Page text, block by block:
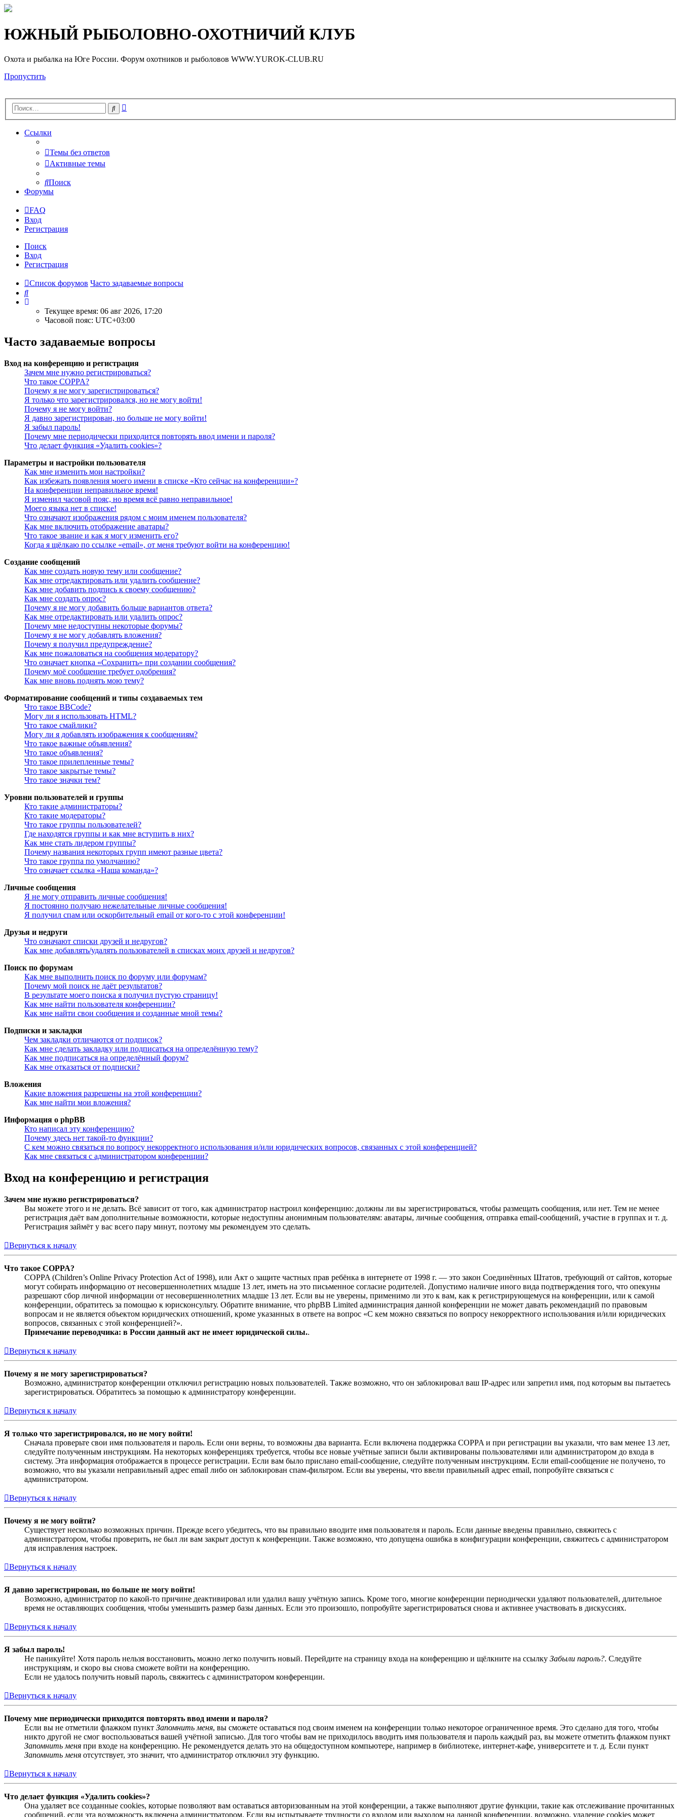
Регистрация
ЮЖНЫЙ РЫБОЛОВНО-ОХОТНИЧИЙ КЛУБ
Охота и рыбалка на Юге России. Форум охотников и рыболовов WWW.YUROK-CLUB.RU
Пропустить
Поиск
Ссылки
Темы без ответов
Активные темы
Поиск
Форумы
FAQ
Вход
Регистрация
Поиск
Вход
Регистрация
Список форумов Часто задаваемые вопросы
Поиск
Текущее время: 06 авг 2026, 17:20
Часовой пояс: UTC+03:00
Часто задаваемые вопросы
Вход на конференцию и регистрация
Зачем мне нужно регистрироваться?
Что такое COPPA?
Почему я не могу зарегистрироваться?
Я только что зарегистрировался, но не могу войти!
Почему я не могу войти?
Я давно зарегистрирован, но больше не могу войти!
Я забыл пароль!
Почему мне периодически приходится повторять ввод имени и пароля?
Что делает функция «Удалить cookies»?
Параметры и настройки пользователя
Как мне изменить мои настройки?
Как избежать появления моего имени в списке «Кто сейчас на конференции»?
На конференции неправильное время!
Я изменил часовой пояс, но время всё равно неправильное!
Моего языка нет в списке!
Что означают изображения рядом с моим именем пользователя?
Как мне включить отображение аватары?
Что такое звание и как я могу изменить его?
Когда я щёлкаю по ссылке «email», от меня требуют войти на конференцию!
Создание сообщений
Как мне создать новую тему или сообщение?
Как мне отредактировать или удалить сообщение?
Как мне добавить подпись к своему сообщению?
Как мне создать опрос?
Почему я не могу добавить больше вариантов ответа?
Как мне отредактировать или удалить опрос?
Почему мне недоступны некоторые форумы?
Почему я не могу добавлять вложения?
Почему я получил предупреждение?
Как мне пожаловаться на сообщения модератору?
Что означает кнопка «Сохранить» при создании сообщения?
Почему моё сообщение требует одобрения?
Как мне вновь поднять мою тему?
Форматирование сообщений и типы создаваемых тем
Что такое BBCode?
Могу ли я использовать HTML?
Что такое смайлики?
Могу ли я добавлять изображения к сообщениям?
Что такое важные объявления?
Что такое объявления?
Что такое прилепленные темы?
Что такое закрытые темы?
Что такое значки тем?
Уровни пользователей и группы
Кто такие администраторы?
Кто такие модераторы?
Что такое группы пользователей?
Где находятся группы и как мне вступить в них?
Как мне стать лидером группы?
Почему названия некоторых групп имеют разные цвета?
Что такое группа по умолчанию?
Что означает ссылка «Наша команда»?
Личные сообщения
Я не могу отправить личные сообщения!
Я постоянно получаю нежелательные личные сообщения!
Я получил спам или оскорбительный email от кого-то с этой конференции!
Друзья и недруги
Что означают списки друзей и недругов?
Как мне добавлять/удалять пользователей в списках моих друзей и недругов?
Поиск по форумам
Как мне выполнить поиск по форуму или форумам?
Почему мой поиск не даёт результатов?
В результате моего поиска я получил пустую страницу!
Как мне найти пользователя конференции?
Как мне найти свои сообщения и созданные мной темы?
Подписки и закладки
Чем закладки отличаются от подписок?
Как мне сделать закладку или подписаться на определённую тему?
Как мне подписаться на определённый форум?
Как мне отказаться от подписки?
Вложения
Какие вложения разрешены на этой конференции?
Как мне найти мои вложения?
Информация о phpBB
Кто написал эту конференцию?
Почему здесь нет такой-то функции?
С кем можно связаться по вопросу некорректного использования и/или юридических вопросов, связанных с этой конференцией?
Как мне связаться с администратором конференции?
Вход на конференцию и регистрация
Зачем мне нужно регистрироваться?
Вы можете этого и не делать. Всё зависит от того, как администратор настроил конференцию: должны ли вы зарегистрироваться, чтобы размещать сообщения, или нет. Тем не менее
регистрация даёт вам дополнительные возможности, которые недоступны анонимным пользователям: аватары, личные сообщения, отправка email-сообщений, участие в группах и т. д.
Регистрация займёт у вас всего пару минут, поэтому мы рекомендуем это сделать.
Вернуться к началу
Что такое COPPA?
COPPA (Children’s Online Privacy Protection Act of 1998), или Акт о защите частных прав ребёнка в интернете от 1998 г. — это закон Соединённых Штатов, требующий от сайтов, которые
могут собирать информацию от несовершеннолетних младше 13 лет, иметь на это письменное согласие родителей. Допустимо наличие иного вида подтверждения того, что опекуны
разрешают сбор личной информации от несовершеннолетних младше 13 лет. Если вы не уверены, применимо ли это к вам, как к регистрирующемуся на конференции, или к самой
конференции, обратитесь за помощью к юрисконсульту. Обратите внимание, что phpBB Limited администрация данной конференции не может давать рекомендаций по правовым
вопросам и не является объектом юридических отношений, кроме указанных в ответе на вопрос «С кем можно связаться по вопросу некорректного использования и/или юридических
вопросов, связанных с этой конференцией?».
Примечание переводчика: в России данный акт не имеет юридической силы..
Вернуться к началу
Почему я не могу зарегистрироваться?
Возможно, администратор конференции отключил регистрацию новых пользователей. Также возможно, что он заблокировал ваш IP-адрес или запретил имя, под которым вы пытаетесь
зарегистрироваться. Обратитесь за помощью к администратору конференции.
Вернуться к началу
Я только что зарегистрировался, но не могу войти!
Сначала проверьте свои имя пользователя и пароль. Если они верны, то возможны два варианта. Если включена поддержка COPPA и при регистрации вы указали, что вам менее 13 лет,
следуйте полученным инструкциям. На некоторых конференциях требуется, чтобы все новые учётные записи были активированы пользователями или администратором до входа в
систему. Эта информация отображается в процессе регистрации. Если вам было прислано email-сообщение, следуйте полученным инструкциям. Если email-сообщение не получено, то
возможно, что вы указали неправильный адрес email либо он заблокирован спам-фильтром. Если вы уверены, что ввели правильный адрес email, попробуйте связаться с
администратором.
Вернуться к началу
Почему я не могу войти?
Существует несколько возможных причин. Прежде всего убедитесь, что вы правильно вводите имя пользователя и пароль. Если данные введены правильно, свяжитесь с
администратором, чтобы проверить, не был ли вам закрыт доступ к конференции. Также возможно, что допущена ошибка в конфигурации конференции, свяжитесь с администратором
для исправления настроек.
Вернуться к началу
Я давно зарегистрирован, но больше не могу войти!
Возможно, администратор по какой-то причине деактивировал или удалил вашу учётную запись. Кроме того, многие конференции периодически удаляют пользователей, длительное
время не оставляющих сообщения, чтобы уменьшить размер базы данных. Если это произошло, попробуйте зарегистрироваться снова и активнее участвовать в дискуссиях.
Вернуться к началу
Я забыл пароль!
Не паникуйте! Хотя пароль нельзя восстановить, можно легко получить новый. Перейдите на страницу входа на конференцию и щёлкните на ссылку Забыли пароль?. Следуйте
инструкциям, и скоро вы снова сможете войти на конференцию.
Если не удалось получить новый пароль, свяжитесь с администратором конференции.
Вернуться к началу
Почему мне периодически приходится повторять ввод имени и пароля?
Если вы не отметили флажком пункт Запомнить меня, вы сможете оставаться под своим именем на конференции только некоторое ограниченное время. Это сделано для того, чтобы
никто другой не смог воспользоваться вашей учётной записью. Для того чтобы вам не приходилось вводить имя пользователя и пароль каждый раз, вы можете отметить флажком пункт
Запомнить меня при входе на конференцию. Не рекомендуется делать это на общедоступном компьютере, например в библиотеке, интернет-кафе, университете и т. д. Если пункт
Запомнить меня отсутствует, это значит, что администратор отключил эту функцию.
Вернуться к началу
Что делает функция «Удалить cookies»?
Она удаляет все созданные cookies, которые позволяют вам оставаться авторизованным на этой конференции, а также выполняют другие функции, такие как отслеживание прочитанных
сообщений, если эта возможность включена администратором. Если вы испытываете трудности со входом или выходом на данной конференции, возможно, удаление cookies может